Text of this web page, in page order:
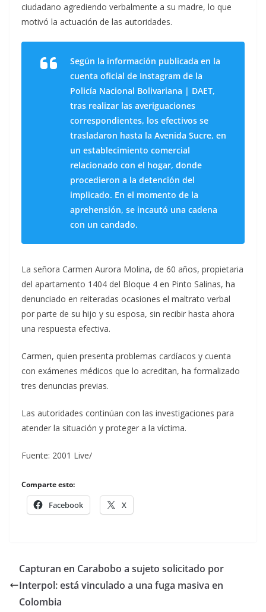
ciudadano agrediendo verbalmente a su madre, lo que
motivó la actuación de las autoridades.
Según la información publicada en la
cuenta oficial de Instagram de la
Policía Nacional Bolivariana | DAET,
tras realizar las averiguaciones
correspondientes, los efectivos se
trasladaron hasta la Avenida Sucre, en
un establecimiento comercial
relacionado con el hogar, donde
procedieron a la detención del
implicado. En el momento de la
aprehensión, se incautó una cadena
con un candado.
La señora Carmen Aurora Molina, de 60 años, propietaria
del apartamento 1404 del Bloque 4 en Pinto Salinas, ha
denunciado en reiteradas ocasiones el maltrato verbal
por parte de su hijo y su esposa, sin recibir hasta ahora
una respuesta efectiva.
Carmen, quien presenta problemas cardíacos y cuenta
con exámenes médicos que lo acreditan, ha formalizado
tres denuncias previas.
Las autoridades continúan con las investigaciones para
atender la situación y proteger a la víctima.
Fuente: 2001 Live/
Comparte esto:
Facebook X
Capturan en Carabobo a sujeto solicitado por
Interpol: está vinculado a una fuga masiva en
Colombia